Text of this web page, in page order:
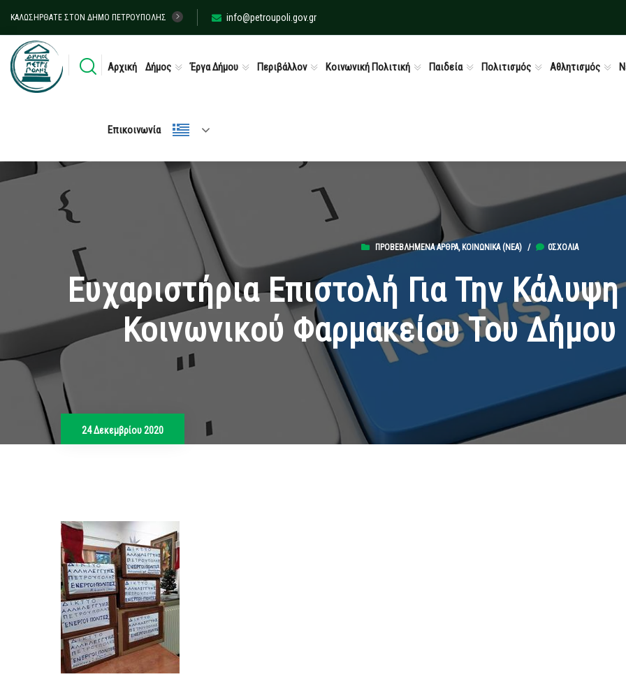
ΚΑΛΩΣΉΡΘΑΤΕ ΣΤΟΝ ΔΉΜΟ ΠΕΤΡΟΎΠΟΛΗΣ info@petroupoli.gov.gr
Αρχική Δήμος Έργα Δήμου Περιβάλλον Κοινωνική Πολιτική Παιδεία Πολιτισμός Αθλητισμός
Επικοινωνία
ΠΡΟΒΕΒΛΗΜΈΝΑ ΆΡΘΡΑ, ΚΟΙΝΩΝΙΚΆ (ΝΕΑ)/ 0ΣΧΌΛΙΑ
Ευχαριστήρια Επιστολή Για Την
Κοινωνικού Φαρμακείου Του
24 Δεκεμβρίου 2020